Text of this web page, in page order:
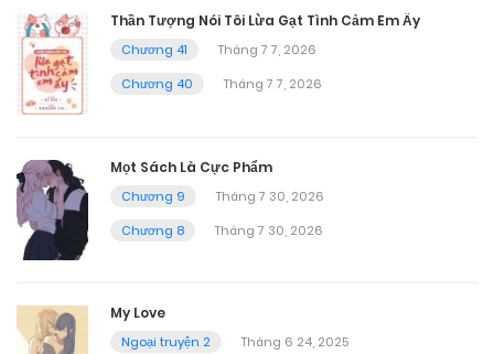
Thần Tượng Nói Tôi Lừa Gạt Tình Cảm Em Ấy
Chương 41
Tháng 7 7, 2026
Chương 40
Tháng 7 7, 2026
Mọt Sách Là Cực Phẩm
Chương 9
Tháng 7 30, 2026
Chương 8
Tháng 7 30, 2026
My Love
Ngoại truyện 2
Tháng 6 24, 2025